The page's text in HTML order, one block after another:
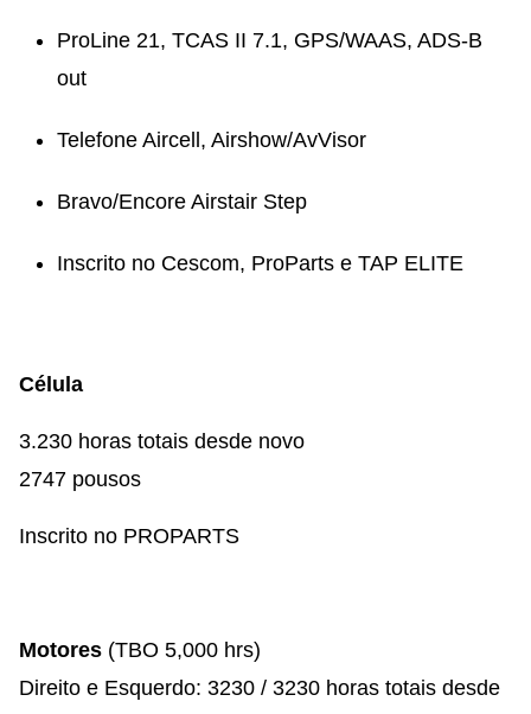
ProLine 21, TCAS II 7.1, GPS/WAAS, ADS-B
out
Telefone Aircell, Airshow/AvVisor
Bravo/Encore Airstair Step
Inscrito no Cescom, ProParts e TAP ELITE
Célula
3.230 horas totais desde novo
2747 pousos
Inscrito no PROPARTS
Motores (TBO 5,000 hrs)
Direito e Esquerdo: 3230 / 3230 horas totais desde